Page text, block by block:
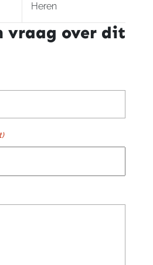
Heren
vraag over dit